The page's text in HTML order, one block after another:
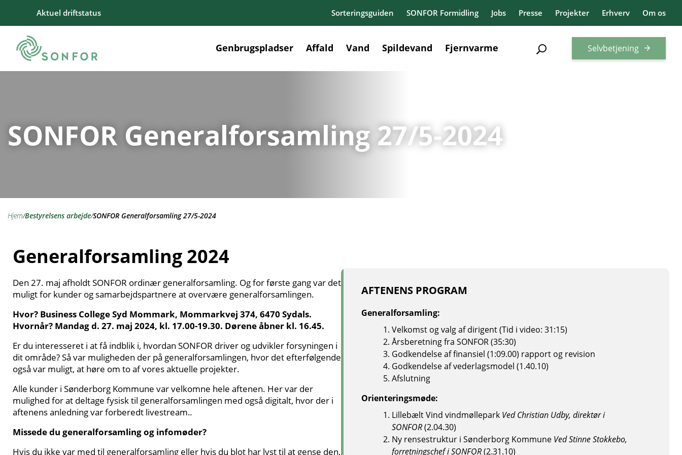
Aktuel driftstatus Sorteringsguiden SONFOR Formidling Jobs Presse Projekter Erhverv Om os
Genbrugspladser Affald Vand Spildevand Fjernvarme Selvbetjening
SONFOR Generalforsamling 27/5-2024
hjem/ bestyrelsens arbejde/ SONFOR Generalforsamling 27/5-2024
Generalforsamling 2024
Den 27. maj afholdt SONFOR ordinær generalforsamling. Og for første gang var det
muligt for kunder og samarbejdspartnere at overvære generalforsamlingen.
Hvor? Business College Syd Mommark, Mommarkvej 374, 6470 Sydals.
Hvornår? Mandag d. 27. maj 2024, kl. 17.00-19.30. Dørene åbner kl. 16.45.
Er du interesseret i at få indblik i, hvordan SONFOR driver og udvikler forsyningen i
dit område? Så var muligheden der på generalforsamlingen, hvor det efterfølgende
også var muligt, at høre om to af vores aktuelle projekter.
Alle kunder i Sønderborg Kommune var velkomne hele aftenen. Her var der
mulighed for at deltage fysisk til generalforsamlingen med også digitalt, hvor der i
aftenens anledning var forberedt livestream..
Missede du generalforsamling og infomøder?
Hvis du ikke var med til generalforsamling eller hvis du blot har lyst til at gense den,
AFTENENS PROGRAM
Generalforsamling:
Velkomst og valg af dirigent (Tid i video: 31:15)
Årsberetning fra SONFOR (35:30)
Godkendelse af finansiel (1:09.00) rapport og revision
Godkendelse af vederlagsmodel (1.40.10)
Afslutning
Orienteringsmøde:
Lillebælt Vind vindmøllepark Ved Christian Udby, direktør i
SONFOR(2.04.30)
Ny rensestruktur i Sønderborg Kommune Ved Stinne Stokkebo,
forretningschef i SONFOR(2.31.10)